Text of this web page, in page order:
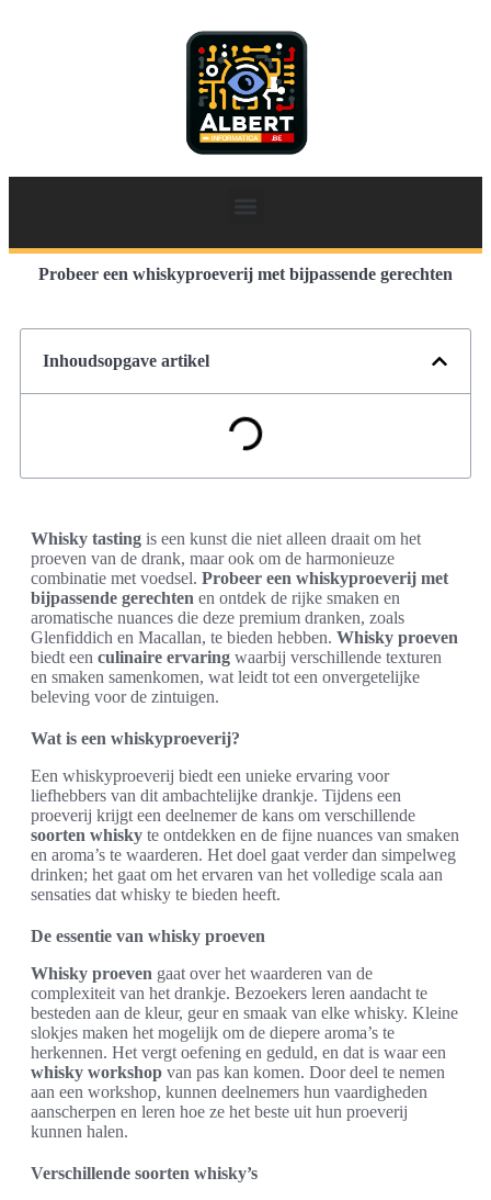
Probeer een whiskyproeverij met bijpassende gerechten
Inhoudsopgave artikel
Whisky tasting is een kunst die niet alleen draait om het
proeven van de drank, maar ook om de harmonieuze
combinatie met voedsel. Probeer een whiskyproeverij met
bijpassende gerechten en ontdek de rijke smaken en
aromatische nuances die deze premium dranken, zoals
Glenfiddich en Macallan, te bieden hebben. Whisky proeven
biedt een culinaire ervaring waarbij verschillende texturen
en smaken samenkomen, wat leidt tot een onvergetelijke
beleving voor de zintuigen.
Wat is een whiskyproeverij?
Een whiskyproeverij biedt een unieke ervaring voor
liefhebbers van dit ambachtelijke drankje. Tijdens een
proeverij krijgt een deelnemer de kans om verschillende
soorten whisky te ontdekken en de fijne nuances van smaken
en aroma’s te waarderen. Het doel gaat verder dan simpelweg
drinken; het gaat om het ervaren van het volledige scala aan
sensaties dat whisky te bieden heeft.
De essentie van whisky proeven
Whisky proeven gaat over het waarderen van de
complexiteit van het drankje. Bezoekers leren aandacht te
besteden aan de kleur, geur en smaak van elke whisky. Kleine
slokjes maken het mogelijk om de diepere aroma’s te
herkennen. Het vergt oefening en geduld, en dat is waar een
whisky workshop van pas kan komen. Door deel te nemen
aan een workshop, kunnen deelnemers hun vaardigheden
aanscherpen en leren hoe ze het beste uit hun proeverij
kunnen halen.
Verschillende soorten whisky’s